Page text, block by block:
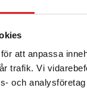
att anpassa
trafik. Vi
och